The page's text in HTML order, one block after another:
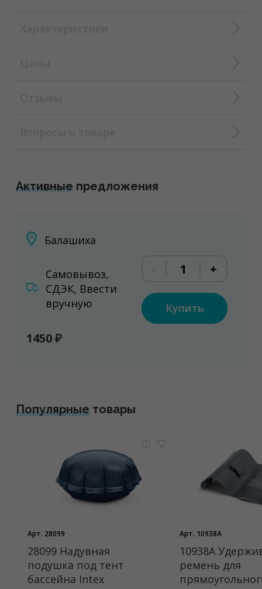
Активные предложения
Балашиха
Самовывоз,
СДЭК, Ввести
вручную
1450 ₽
+
Купить
Популярныетовары
Арт. 28099
28099 Надувная
подушка под тент
бассейна Intex
Арт. 10938A
10938A
ремень для